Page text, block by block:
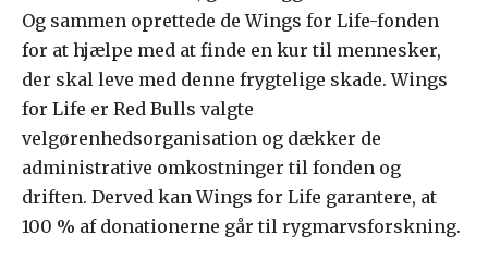
Og sammen oprettede de Wings for Life-fonden
for at hjælpe med at finde en kur til mennesker,
der skal leve med denne frygtelige skade. Wings
for Life er Red Bulls valgte
velgørenhedsorganisation og dækker de
administrative omkostninger til fonden og
driften. Derved kan Wings for Life garantere, at
100 % af donationerne går til rygmarvsforskning.